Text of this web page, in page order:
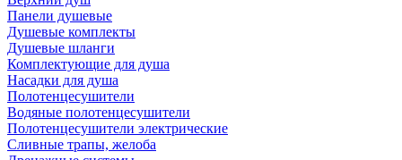
Панели душевые
Душевые комплекты
Душевые шланги
Комплектующие для душа
Насадки для душа
Полотенцесушители
Водяные полотенцесушители
Полотенцесушители электрические
Сливные трапы, желоба